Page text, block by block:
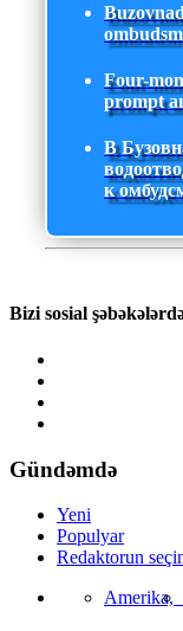
Four-
prompt
В
к
Bizi sosial
Gündəmdə
Yeni
Populyar
Redaktorun
Amerika,